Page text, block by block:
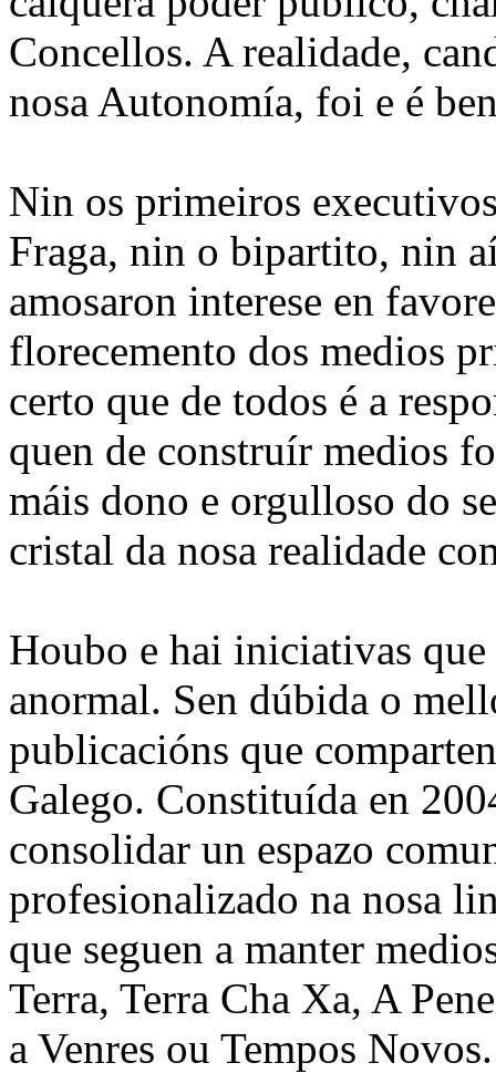
Concellos. A realidade,
nosa Autonomía, foi e é
Nin os primeiros
Fraga, nin o bipartito, nin
amosaron interese en
florecemento dos medios
certo que de todos é a
quen de construír medios
máis dono e orgulloso do
cristal da nosa realidade
Houbo e hai iniciativas
anormal. Sen dúbida o
publicacións que
Galego. Constituída en
consolidar un espazo
profesionalizado na nosa
que seguen a manter
Terra, Terra Cha Xa, A
a Venres ou Tempos